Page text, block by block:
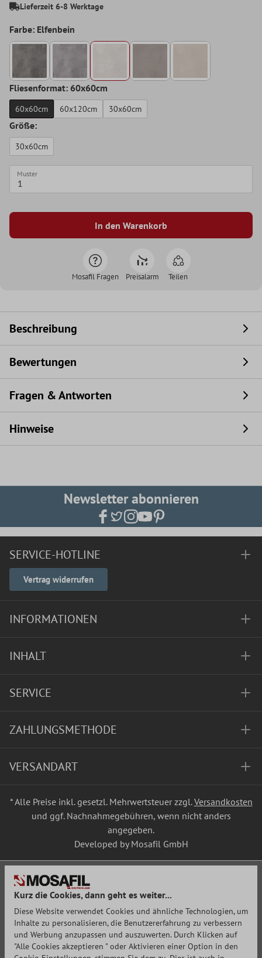
Lieferzeit 6-8 Werktage
Farbe: Elfenbein
Fliesenformat: 60x60cm
60x60cm 60x120cm 30x60cm
Größe:
30x60cm
Muster
In den Warenkorb
Mosafil Fragen Preisalarm Teilen
Beschreibung
Bewertungen
Fragen & Antworten
Hinweise
Newsletter abonnieren
SERVICE-HOTLINE
Vertrag widerrufen
INFORMATIONEN
INHALT
SERVICE
ZAHLUNGSMETHODE
VERSANDART
* Alle Preise inkl. gesetzl. Mehrwertsteuer zzgl.Versandkosten
und ggf. Nachnahmegebühren, wenn nicht anders
angegeben.
Developed by Mosafil GmbH
Kurz die Cookies, dann geht es weiter...
Diese Website verwendet Cookies und ähnliche Technologien, um
Inhalte zu personalisieren, die Benutzererfahrung zu verbessern
und Werbung anzupassen und auszuwerten. Durch Klicken auf
"Alle Cookies akzeptieren " oder Aktivieren einer Option in den